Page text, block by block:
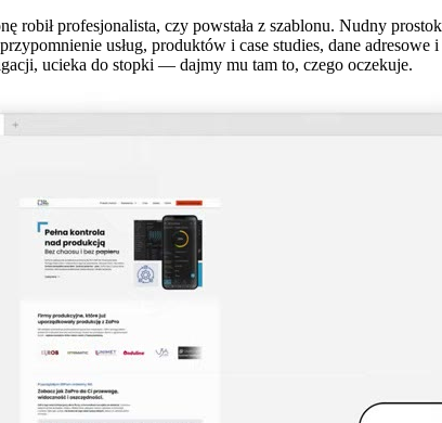
robił profesjonalista, czy powstała z szablonu. Nudny
usług, produktów i case studies, dane
ucieka do stopki — dajmy mu tam to, czego oczekuje.